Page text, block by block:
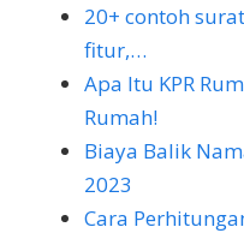
20+ contoh
fitur,…
Apa Itu KPR
Rumah!
Biaya Balik
2023
Cara